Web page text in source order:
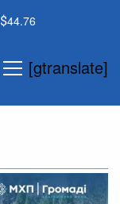
44.76
[gtranslate]